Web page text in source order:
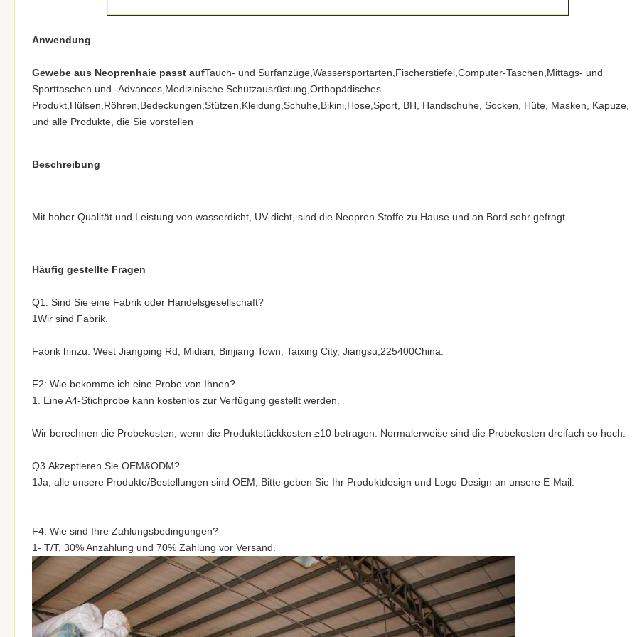
Anwendung
Gewebe aus Neoprenhaie passt aufTauch- und Surfanzüge,Wassersportarten,Fischerstiefel,Computer-Taschen,Mittags- und
Sporttaschen und -Advances,Medizinische Schutzausrüstung,Orthopädisches
Produkt,Hülsen,Röhren,Bedeckungen,Stützen,Kleidung,Schuhe,Bikini,Hose,Sport, BH, Handschuhe, Socken, Hüte, Masken, Kapuze,
und alle Produkte, die Sie vorstellen
Beschreibung
Mit hoher Qualität und Leistung von wasserdicht, UV-dicht, sind die Neopren Stoffe zu Hause und an Bord sehr gefragt.
Häufig gestellte Fragen
Q1. Sind Sie eine Fabrik oder Handelsgesellschaft?
1Wir sind Fabrik.
Fabrik hinzu: West Jiangping Rd, Midian, Binjiang Town, Taixing City, Jiangsu,225400China.
F2: Wie bekomme ich eine Probe von Ihnen?
1. Eine A4-Stichprobe kann kostenlos zur Verfügung gestellt werden.
Wir berechnen die Probekosten, wenn die Produktstückkosten ≥10 betragen. Normalerweise sind die Probekosten dreifach so hoch.
Q3.Akzeptieren Sie OEM&ODM?
1Ja, alle unsere Produkte/Bestellungen sind OEM, Bitte geben Sie Ihr Produktdesign und Logo-Design an unsere E-Mail.
F4: Wie sind Ihre Zahlungsbedingungen?
1- T/T, 30% Anzahlung und 70% Zahlung vor Versand.